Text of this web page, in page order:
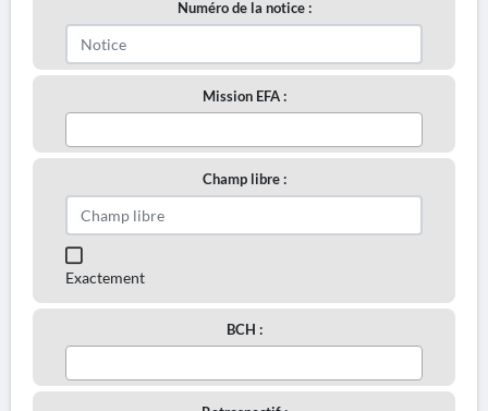
Numéro de la notice :
Mission EFA :
Champ libre :
Exactement
BCH :